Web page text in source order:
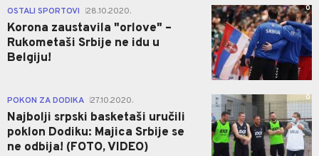
OSTALI SPORTOVI 28.10.2020.
Korona zaustavila "orlove" –
Rukometaši Srbije ne idu u
Belgiju!
0
POKON ZA DODIKA 27.10.2020.
Najbolji srpski basketaši uručili
poklon Dodiku: Majica Srbije se
ne odbija! (FOTO, VIDEO)
0